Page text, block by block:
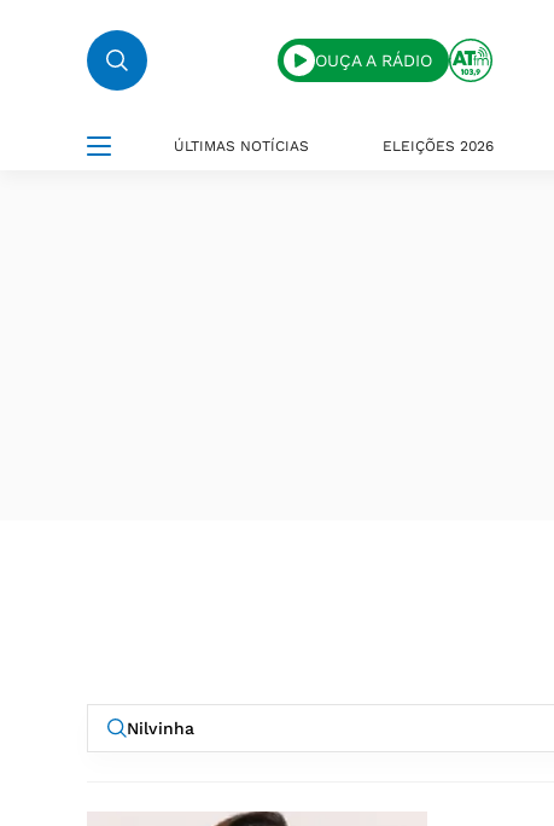
OUÇA A RÁDIO
ÚLTIMAS NOTÍCIAS ELEIÇÕES 2026